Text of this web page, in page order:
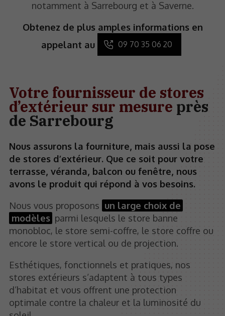
notamment à Sarrebourg et à Saverne.
Obtenez de plus amples informations en
appelant au
09 70 35 06 20
Votre fournisseur de stores
d’extérieur sur mesure près
de Sarrebourg
Nous assurons la fourniture, mais aussi la pose
de stores d’extérieur. Que ce soit pour votre
terrasse, véranda, balcon ou fenêtre, nous
avons le produit qui répond à vos besoins.
Nous vous proposons un large choix de
modèles parmi lesquels le store banne
monobloc, le store semi-coffre, le store coffre ou
encore le store vertical ou de projection.
Esthétiques, fonctionnels et pratiques, nos
stores extérieurs s’adaptent à tous types
d’habitat et vous offrent une protection
optimale contre la chaleur et la luminosité du